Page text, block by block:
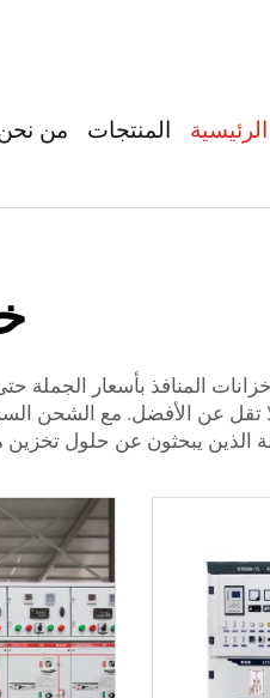
المنتجات من
خزانات المنافذ بأسعار الجملة
لا تقل عن الأفضل. مع الشحن
الذين يبحثون عن حلول